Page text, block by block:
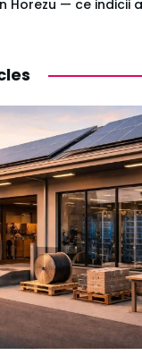
Horezu — ce indicii